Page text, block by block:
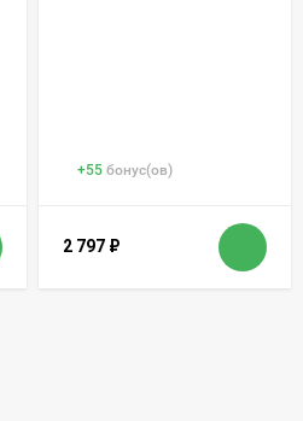
+55 бонус(ов)
2 797 ₽